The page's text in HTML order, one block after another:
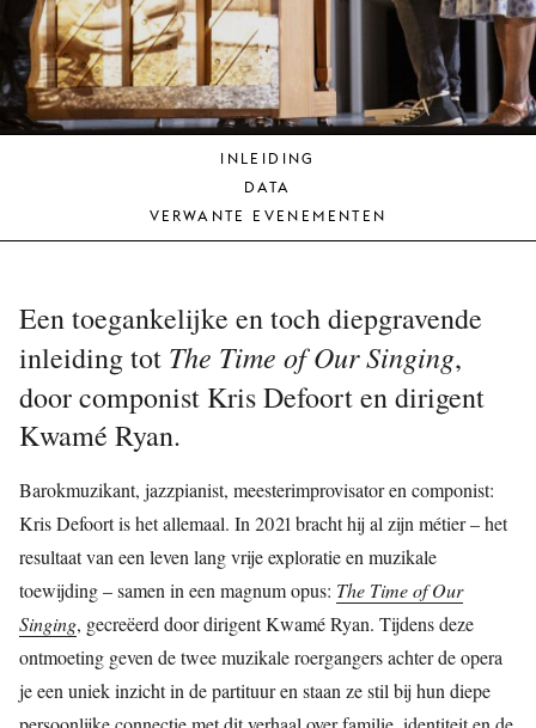
JONG
DE
MUNT
INLEIDING
DATA
VERWANTE EVENEMENTEN
Een toegankelijke en toch diepgravende
inleiding tot The Time of Our Singing,
doorcomponist Kris Defoort en dirigent
Kwamé Ryan.
Barokmuzikant, jazzpianist, meesterimprovisator en componist:
Kris Defoort is het allemaal. In 2021 bracht hij al zijn métier – het
resultaat van een leven lang vrije exploratie en muzikale
toewijding – samen in een magnum opus: The Time of Our
Singing, gecreëerd door dirigent Kwamé Ryan. Tijdens deze
ontmoeting geven de twee muzikale roergangers achter de opera
je een uniek inzicht in de partituur en staan ze stil bij hun diepe